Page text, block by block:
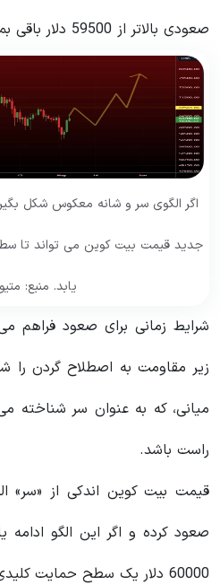
صعودی بالاتر از 59500 دلار باقی بماند.
اگر الگوی سر و شانه معکوس شکل
یابد. منبع:
شرایط زمانی برای صعود
زیر مقاومت به اصطلاح گردن را
میانی، که به عنوان سر شناخته
راست باشد.
صعود کرده و اگر این الگو ادامه
60000 دلار یک سطح حمایت کلیدی خواهد یافت.